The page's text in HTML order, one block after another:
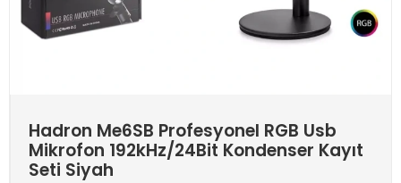
Hadron Me6SB Profesyonel RGB Usb
Mikrofon 192kHz/24Bit Kondenser Kayıt
Seti Siyah